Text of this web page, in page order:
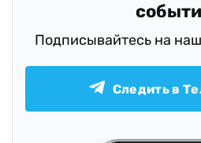
Подписывайтесь на
Следить в